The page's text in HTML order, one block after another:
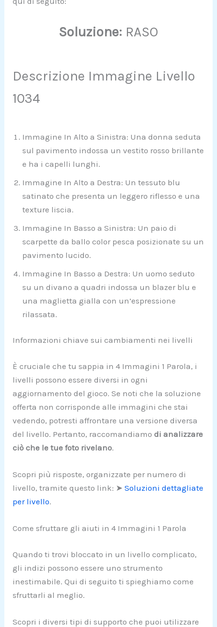
Soluzione: RASO
Descrizione Immagine Livello
1034
Immagine In Alto a Sinistra: Una donna seduta
sul pavimento indossa un vestito rosso brillante
e ha i capelli lunghi.
Immagine In Alto a Destra: Un tessuto blu
satinato che presenta un leggero riflesso e una
texture liscia.
Immagine In Basso a Sinistra: Un paio di
scarpette da ballo color pesca posizionate su un
pavimento lucido.
Immagine In Basso a Destra: Un uomo seduto
su un divano a quadri indossa un blazer blu e
una maglietta gialla con un’espressione
rilassata.
Informazioni chiave sui cambiamenti nei livelli
È cruciale che tu sappia in 4 Immagini 1 Parola, i
livelli possono essere diversi in ogni
aggiornamento del gioco. Se noti che la soluzione
offerta non corrisponde alle immagini che stai
vedendo, potresti affrontare una versione diversa
del livello. Pertanto, raccomandiamodi analizzare
ciò che le tue foto rivelano.
Scopri più risposte, organizzate per numero di
livello, tramite questo link: ➤Soluzioni dettagliate
per livello.
Come sfruttare gli aiuti in 4 Immagini 1 Parola
Quando ti trovi bloccato in un livello complicato,
gli indizi possono essere uno strumento
inestimabile. Qui di seguito ti spieghiamo come
sfruttarli al meglio.
Scopri i diversi tipi di supporto che puoi utilizzare